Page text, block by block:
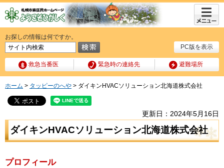
PC版を表示
お探しの情報は何ですか。
救急当番医 緊急時の連絡先 避難場所
メニュ
ー
ホーム > タッピーのへや > ダイキンHVACソリューション北海道株式会社
更新日：2024年5月16日
ダイキンHVACソリューション北海道株式会社
プロフィール